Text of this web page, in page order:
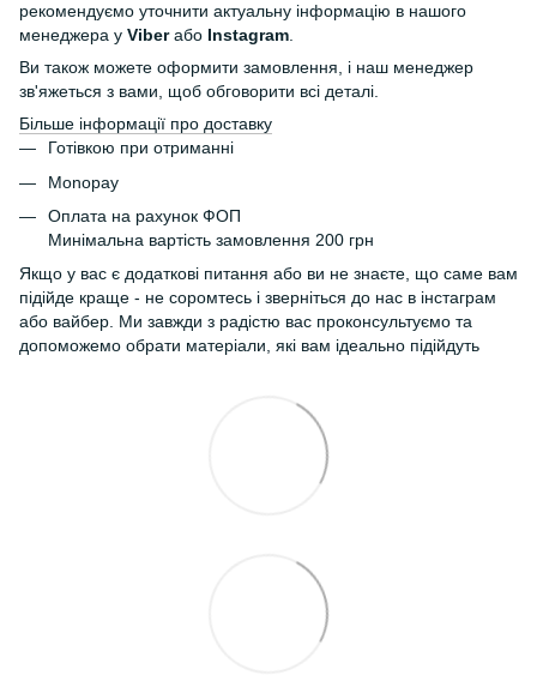
рекомендуємо уточнити актуальну інформацію в нашого
менеджера у Viberабо Instagram
Ви також можете оформити замовлення, і наш менеджер
зв'яжеться з вами, щоб обговорити всі деталі.
Більше інформації про доставку
Готівкою при отриманні
Monopay
Оплата на рахунок ФОП
Минімальна вартість замовлення 200 грн
Якщо у вас є додаткові питання або ви не знаєте, що саме вам
підійде краще - не соромтесь і зверніться до нас в інстаграм
або вайбер. Ми завжди з радістю вас проконсультуємо та
допоможемо обрати матеріали, які вам ідеально підійдуть